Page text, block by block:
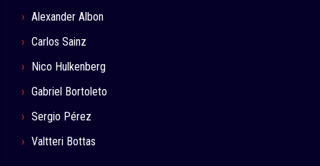
Alexander Albon
Carlos Sainz
Nico Hulkenberg
Gabriel Bortoleto
Sergio Pérez
Valtteri Bottas